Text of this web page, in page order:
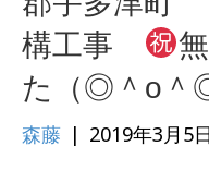
構工事
た（◎＾o＾
森藤 | 2019年3月5日